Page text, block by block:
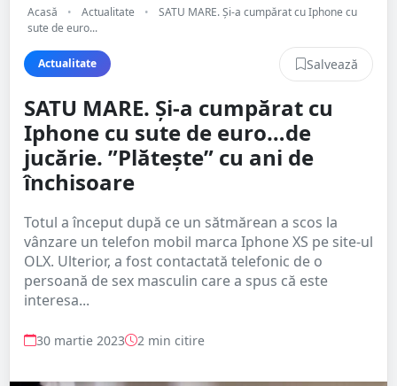
Acasă • Actualitate •
SATU MARE. Și-a cumpărat cu Iphone cu
sute de euro...
Actualitate Salvează
SATU MARE. Și-a cumpărat cu
Iphone cu sute de euro…de
jucărie. ”Plătește” cu ani de
închisoare
Totul a început după ce un sătmărean a scos la
vânzare un telefon mobil marca Iphone XS pe site-ul
OLX. Ulterior, a fost contactată telefonic de o
persoană de sex masculin care a spus că este
interesa...
30 martie 2023 2 min citire